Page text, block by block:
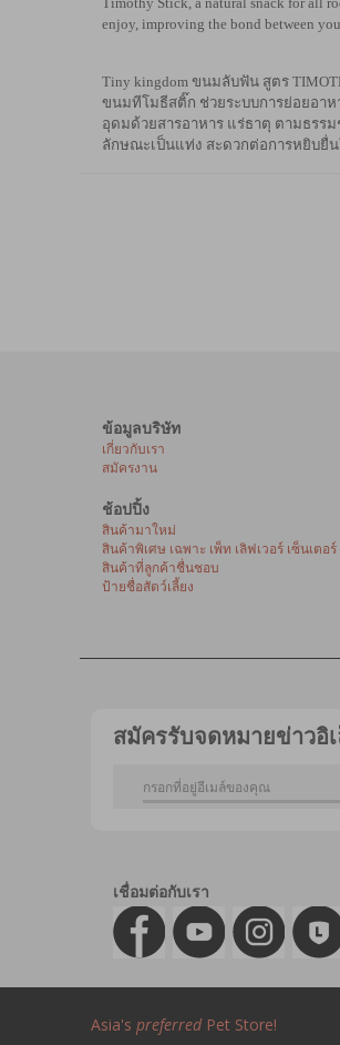
enjoy, improving the bond between
Tiny kingdom ขนมลับฟัน สูตร
ขนมทีโมธีสติ๊ก ช่วยระบบการย่อยอาห
อุดมด้วยสารอาหาร แร่ธาตุ ตามธร
ลักษณะเป็นแท่ง สะดวกต่อการหยิบยื่
ข้อมูลบริษัท
เกี่ยวกับเรา
สมัครงาน
ช้อปปิ้ง
สินค้ามาใหม่
สินค้าพิเศษ เฉพาะ เพ็ท เลิฟเวอร์ เซ็นเตอร์
สินค้าที่ลูกค้าชื่นชอบ
ป้ายชื่อสัตว์เลี้ยง
สมัครรับจดหมายข่าวอิ
เชื่อมต่อกับเรา
Asia's preferredPet Store!